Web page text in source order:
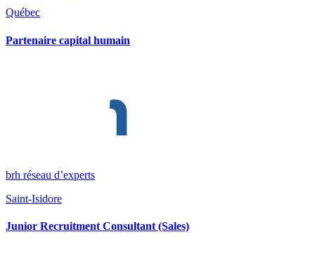
Québec
Partenaire capital humain
brh réseau d’experts
Saint-Isidore
Junior Recruitment Consultant (Sales)